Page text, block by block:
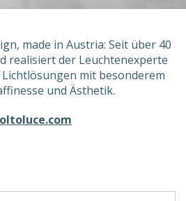
made in Austria: Seit über 40
realisiert der Leuchtenexperte
mit besonderem
und Ästhetik.